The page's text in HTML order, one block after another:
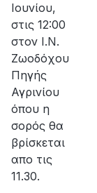
Ιουνίου,
στις 12:00
στον Ι.Ν.
Ζωοδόχου
Πηγής
Αγρινίου
όπου η
σορός θα
βρίσκεται
απο τις
11.30.